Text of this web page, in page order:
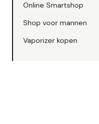
Online Smartshop
Shop voor mannen
Vaporizer kopen